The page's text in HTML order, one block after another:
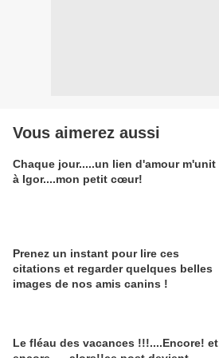
Vous aimerez aussi
Chaque jour.....un lien d'amour m'unit
à Igor....mon petit cœur!
Prenez un instant pour lire ces
citations et regarder quelques belles
images de nos amis canins !
Le fléau des vacances !!!....Encore! et